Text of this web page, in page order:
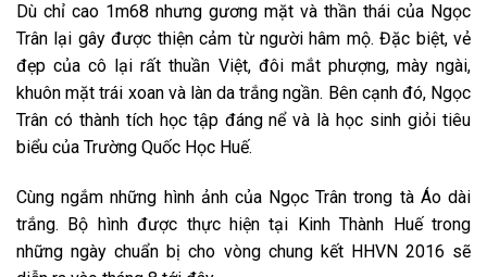
Dù chỉ cao 1m68 nhưng gương mặt và thần thái của Ngọc
Trân lại gây được thiện cảm từ người hâm mộ. Đặc biệt, vẻ
đẹp của cô lại rất thuần Việt, đôi mắt phượng, mày ngài,
khuôn mặt trái xoan và làn da trắng ngần. Bên cạnh đó, Ngọc
Trân có thành tích học tập đáng nể và là học sinh giỏi tiêu
biểu của Trường Quốc Học Huế.
Cùng ngắm những hình ảnh của Ngọc Trân trong tà Áo dài
trắng. Bộ hình được thực hiện tại Kinh Thành Huế trong
những ngày chuẩn bị cho vòng chung kết HHVN 2016 sẽ